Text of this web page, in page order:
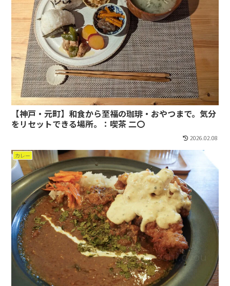
【神戸・元町】和食から至福の珈琲・おやつまで。気分
をリセットできる場所。：喫茶 二〇
2026.02.08
カレー